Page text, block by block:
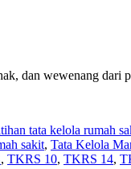
dan wewenang dari
tata kelola rumah
sakit, Tata Kelola
, TKRS 10, TKRS 14,